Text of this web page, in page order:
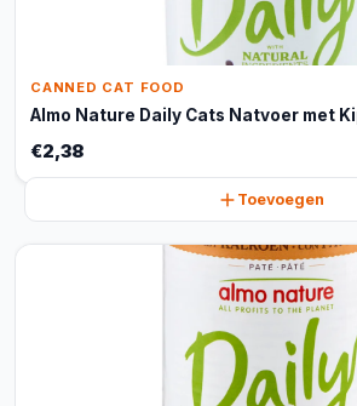
CANNED CAT FOOD
Almo Nature Daily Cats Natvoer met
€2,38
Toevoegen